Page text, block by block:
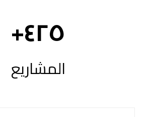
٤٢٥+
المشاريع